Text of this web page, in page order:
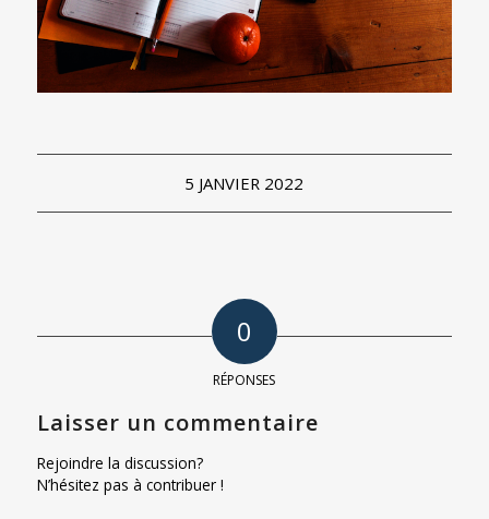
5 JANVIER 2022
0
RÉPONSES
Laisser un commentaire
Rejoindre la discussion?
N’hésitez pas à contribuer !